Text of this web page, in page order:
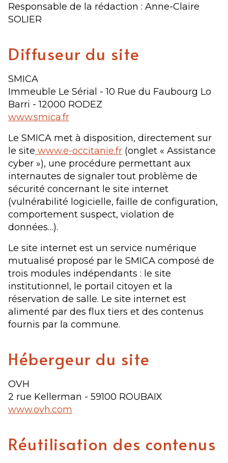
Responsable de la rédaction : Anne-Claire
SOLIER
Diffuseur du site
SMICA
Immeuble Le Sérial - 10 Rue du Faubourg Lo
Barri - 12000 RODEZ
www.smica.fr
Le SMICA met à disposition, directement sur
le site www.e-occitanie.fr (onglet « Assistance
cyber »), une procédure permettant aux
internautes de signaler tout problème de
sécurité concernant le site internet
(vulnérabilité logicielle, faille de configuration,
comportement suspect, violation de
données…).
Le site internet est un service numérique
mutualisé proposé par le SMICA composé de
trois modules indépendants : le site
institutionnel, le portail citoyen et la
réservation de salle. Le site internet est
alimenté par des flux tiers et des contenus
fournis par la commune.
Hébergeur du site
OVH
2 rue Kellerman - 59100 ROUBAIX
www.ovh.com
Réutilisation des contenus